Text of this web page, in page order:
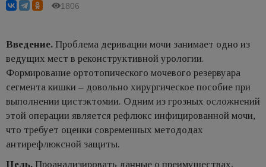
1806
Введение. Проблема деривации мочи занимает одно из
ведущих мест в реконструктивной урологии.
Формирование ортотопического мочевого резервуара
сегмента кишки – довольно хирургическое пособие при
выполнении цистэктомии. Одним из грозных осложнений
этой операции является рефлюкс инфицированной мочи,
что требует оценки современных метододах
антирефлюксной защиты.
Цель. Проанализировать данные о преимуществах,